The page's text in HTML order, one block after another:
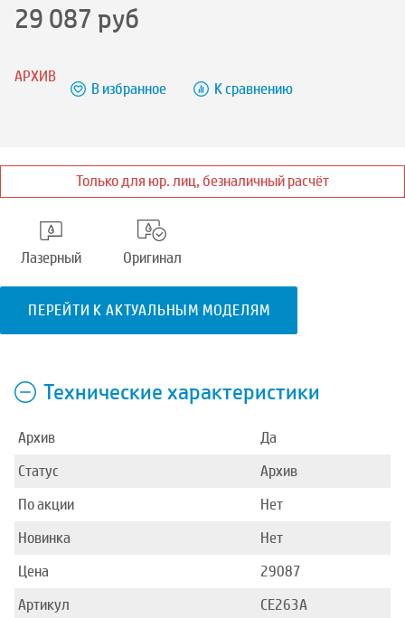
29 087 руб
АРХИВ
В избранное К сравнению
Только для юр. лиц, безналичный расчёт
Лазерный Оригинал
ПЕРЕЙТИ К АКТУАЛЬНЫМ МОДЕЛЯМ
Технические характеристики
Архив
Да
Статус
Архив
По акции
Нет
Новинка
Нет
Цена
29087
Артикул
CE263A